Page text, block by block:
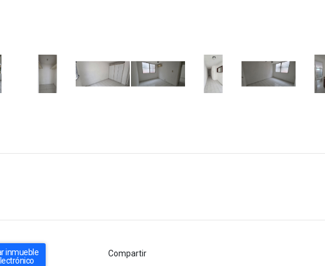
inmueble
Compartir